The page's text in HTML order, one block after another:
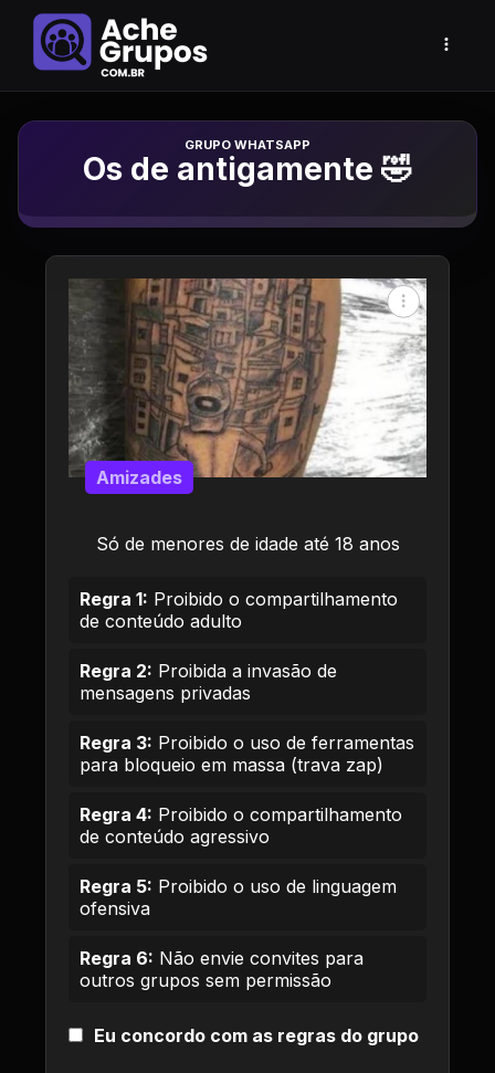
Grupo de Whatsapp
Os de antigamente 🤣
Só de menores de idade até 18 anos
Amizades
Regra 1: Proibido o compartilhamento
de conteúdo adulto
Regra 2: Proibida a invasão de
mensagens privadas
Regra 3: Proibido o uso de ferramentas
para bloqueio em massa (trava zap)
Regra 4: Proibido o compartilhamento
de conteúdo agressivo
Regra 5: Proibido o uso de linguagem
ofensiva
Regra 6: Não envie convites para
outros grupos sem permissão
Eu concordo com as regras do grupo